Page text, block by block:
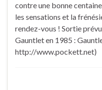
contre une bonne
les sensations et la
rendez-vous ! Sortie
Gauntlet en 1985 :
http://www.pockett.net)